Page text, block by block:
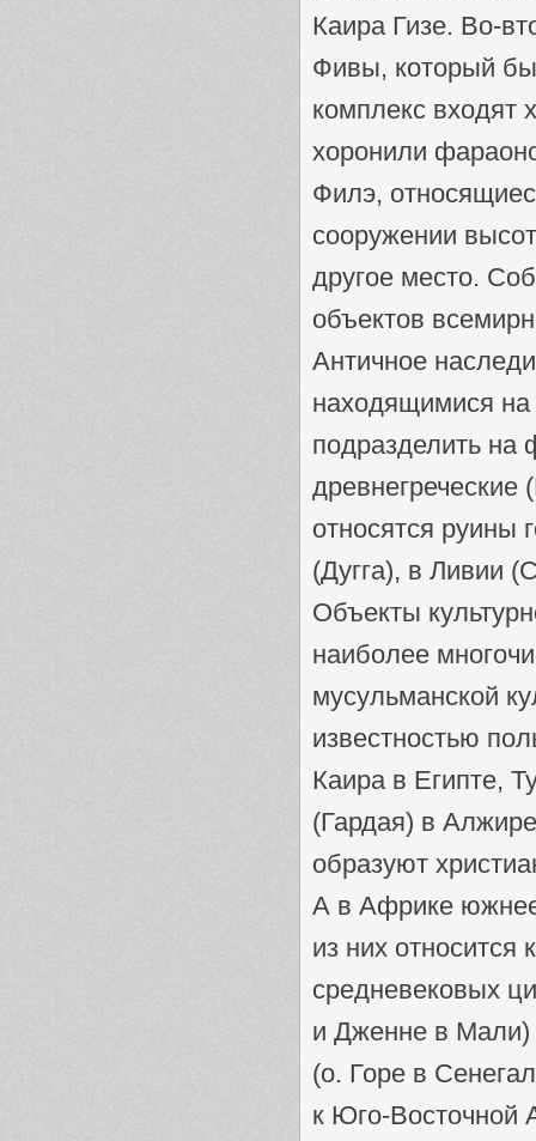
Каира Гизе. Во-
Фивы, который
комплекс входят
хоронили
Филэ,
сооружении
другое место.
объектов
Античное
находящимися на
подразделить на
относятся руины
(Дугга), в Ливии
Объекты
наиболее
мусульманской
известностью
Каира в Египте,
(Гардая) в
образуют
А в Африке
из них относится
средневековых
и Дженне в Мали)
(о. Горе в
к Юго-Восточной